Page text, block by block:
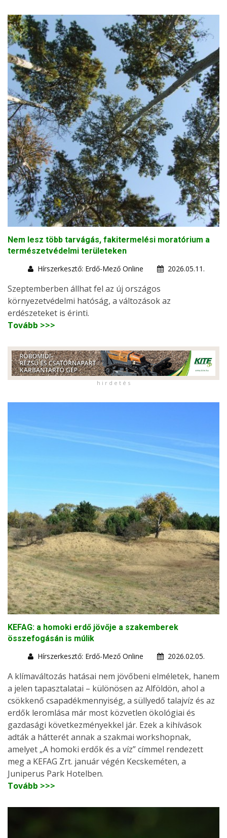
Nem lesz több tarvágás, fakitermelési moratórium a
természetvédelmi területeken
Hírszerkesztő: Erdő-Mező Online
2026.05.11.
Szeptemberben állhat fel az új országos
környezetvédelmi hatóság, a változások az
erdészeteket is érinti.
Tovább >>>
h i r d e t é s
KEFAG: a homoki erdő jövője a szakemberek
összefogásán is múlik
Hírszerkesztő: Erdő-Mező Online
2026.02.05.
A klímaváltozás hatásai nem jövőbeni elméletek, hanem
a jelen tapasztalatai – különösen az Alföldön, ahol a
csökkenő csapadékmennyiség, a süllyedő talajvíz és az
erdők leromlása már most közvetlen ökológiai és
gazdasági következményekkel jár. Ezek a kihívások
adták a hátterét annak a szakmai workshopnak,
amelyet „A homoki erdők és a víz” címmel rendezett
meg a KEFAG Zrt. január végén Kecskeméten, a
Juniperus Park Hotelben.
Tovább >>>